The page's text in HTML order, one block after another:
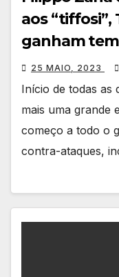
aos “tiffosi”,
ganham
25 MAIO, 2023
Início de todas as
mais uma grande
começo a todo o
contra-ataques,